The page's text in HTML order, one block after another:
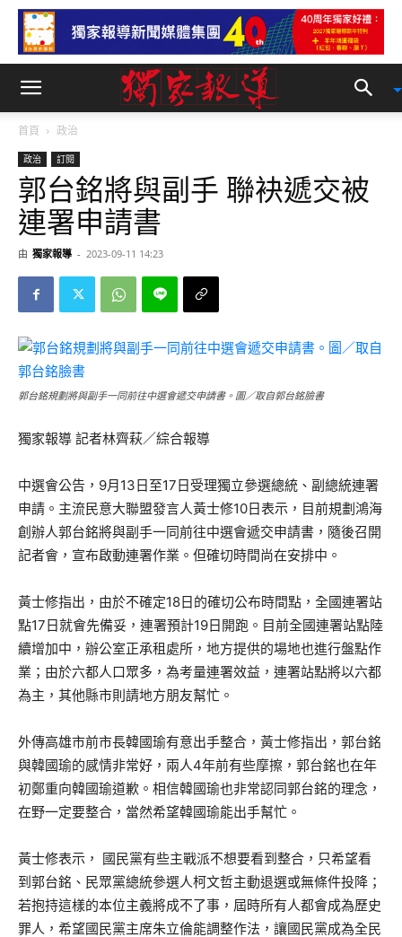
首頁 政治
政治 訂閱
郭台銘將與副手 聯袂遞交被
連署申請書
由 獨家報導 - 2023-09-11 14:23
郭台銘規劃將與副手一同前往中選會遞交申請書。圖／取自郭台銘臉書
獨家報導 記者林齊萩／綜合報導
中選會公告，9月13日至17日受理獨立參選總統、副總統連署
申請。主流民意大聯盟發言人黃士修10日表示，目前規劃鴻海
創辦人郭台銘將與副手一同前往中選會遞交申請書，隨後召開
記者會，宣布啟動連署作業。但確切時間尚在安排中。
黃士修指出，由於不確定18日的確切公布時間點，全國連署站
點17日就會先備妥，連署預計19日開跑。目前全國連署站點陸
續增加中，辦公室正承租處所，地方提供的場地也進行盤點作
業；由於六都人口眾多，為考量連署效益，連署站點將以六都
為主，其他縣市則請地方朋友幫忙。
外傳高雄市前市長韓國瑜有意出手整合，黃士修指出，郭台銘
與韓國瑜的感情非常好，兩人4年前有些摩擦，郭台銘也在年
初鄭重向韓國瑜道歉。相信韓國瑜也非常認同郭台銘的理念，
在野一定要整合，當然希望韓國瑜能出手幫忙。
黃士修表示， 國民黨有些主戰派不想要看到整合，只希望看
到郭台銘、民眾黨總統參選人柯文哲主動退選或無條件投降；
若抱持這樣的本位主義將成不了事，屆時所有人都會成為歷史
罪人，希望國民黨主席朱立倫能調整作法，讓國民黨成為全民